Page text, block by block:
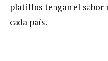
platillos tengan el sabor
cada país.